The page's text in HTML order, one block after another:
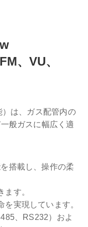
、VU、
は、ガス配管内の
般ガスに幅広く適
搭載し、操作の柔
す。
実現しています。
、RS232）およ